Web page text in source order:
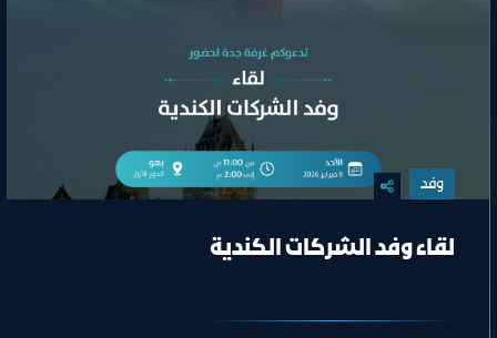
وفد
لقاء وفد الشركات الكندية